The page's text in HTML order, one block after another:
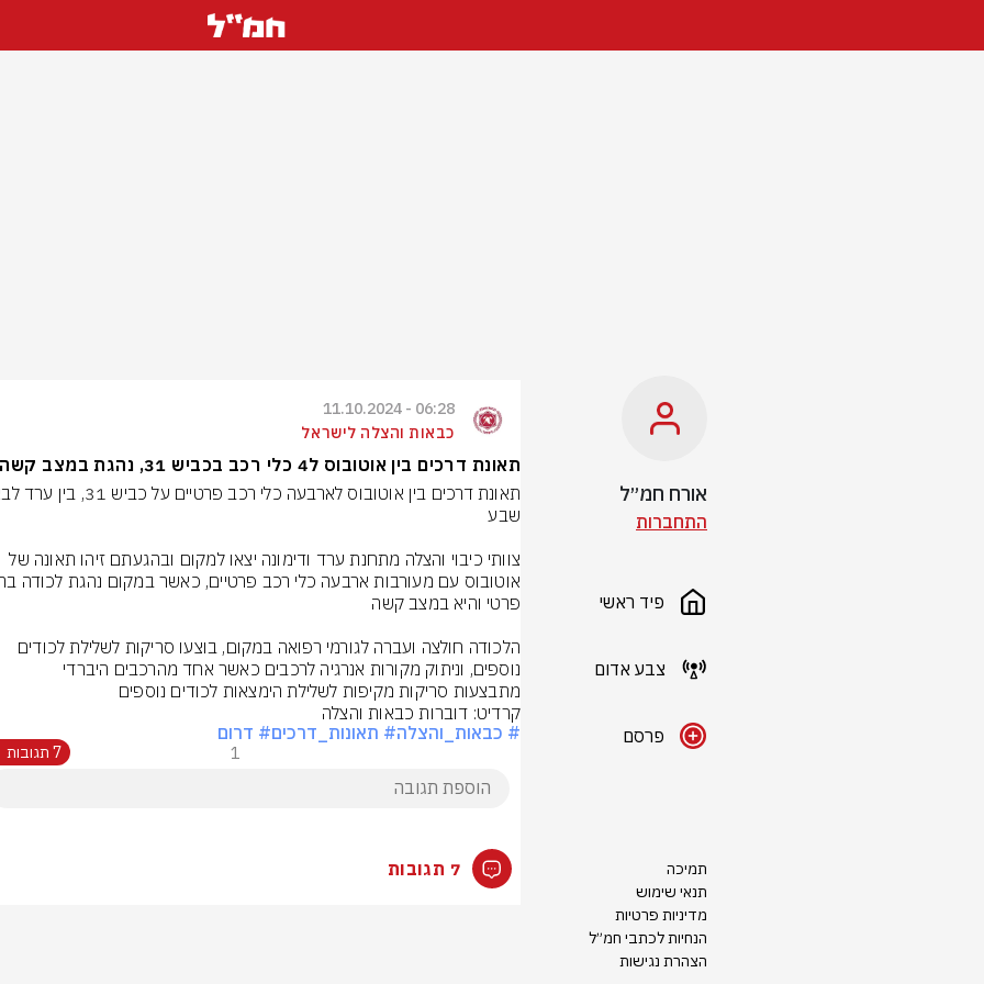
אורח חמ״ל
התחברות
פיד ראשי
צבע אדום
פרסם
תמיכה
תנאי שימוש
מדיניות פרטיות
הנחיות לכתבי חמ״ל
הצהרת נגישות
06:28 - 11.10.2024
כבאות והצלה לישראל
תאונת דרכים בין אוטובוס ל4 כלי רכב בכביש 31, נהגת במצב קשה
שבע
צוותי כיבוי והצלה מתחנת ערד ודימונה יצאו למקום ובהגעתם זיהו תאונה של
נוספים, וניתוק מקורות אנרגיה לרכבים כאשר אחד מהרכבים היברדי
מתבצעות סריקות מקיפות לשלילת הימצאות לכודים נוספים
קרדיט: דוברות כבאות והצלה
# כבאות_והצלה# תאונות_דרכים# דרום
1 7 תגובות
7 תגובות